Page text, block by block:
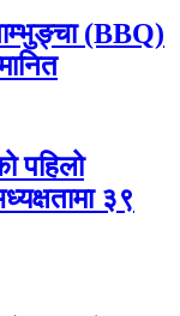
(BBQ)
पहिलो
३९